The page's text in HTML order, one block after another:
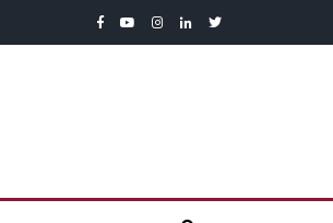
facebook
youtubeinstagram
linkedintwitter